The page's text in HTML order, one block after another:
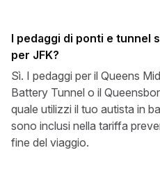
I pedaggi di ponti e tunnel
per JFK?
Sì. I pedaggi per il Queens
Battery Tunnel o il
quale utilizzi il tuo autista in
sono inclusi nella tariffa
fine del viaggio.